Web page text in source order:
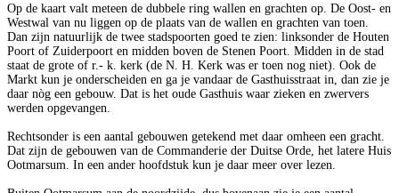
Op de kaart valt meteen de dubbele ring wallen en grachten op. De Oost- en
Westwal van nu liggen op de plaats van de wallen en grachten van toen.
Dan zijn natuurlijk de twee stadspoorten goed te zien: linksonder de Houten
Poort of Zuiderpoort en midden boven de Stenen Poort. Midden in de stad
staat de grote of r.- k. kerk (de N. H. Kerk was er toen nog niet). Ook de
Markt kun je onderscheiden en ga je vandaar de Gasthuisstraat in, dan zie je
daar nòg een gebouw. Dat is het oude Gasthuis waar zieken en zwervers
werden opgevangen.
Rechtsonder is een aantal gebouwen getekend met daar omheen een gracht.
Dat zijn de gebouwen van de Commanderie der Duitse Orde, het latere Huis
Ootmarsum. In een ander hoofdstuk kun je daar meer over lezen.